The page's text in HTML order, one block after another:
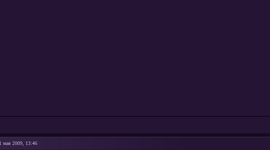
мая 2009, 13:46